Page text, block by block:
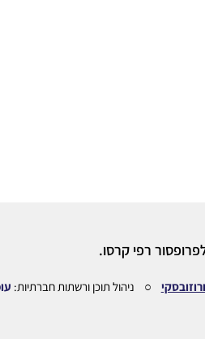
רפי קרסו.
○ ניהול תוכן ורשתות חברתיות: